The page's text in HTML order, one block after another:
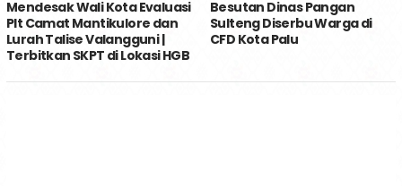
Mendesak Wali Kota Evaluasi
Plt Camat Mantikulore dan
Lurah Talise Valangguni |
Terbitkan SKPT di Lokasi HGB
Besutan Dinas Pangan
Sulteng Diserbu Warga di
CFD Kota Palu